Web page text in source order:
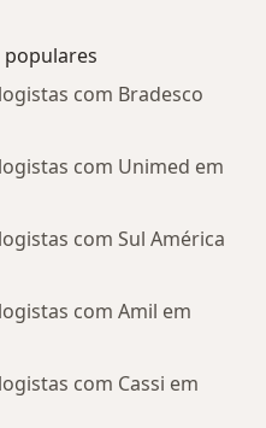
populares
com Bradesco
com Unimed em
com Sul América
com Amil em
com Cassi em